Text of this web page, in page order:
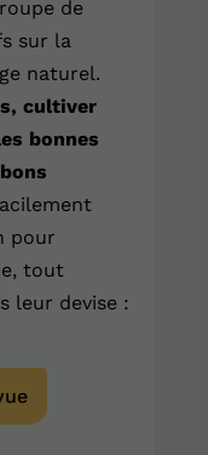
de
sur la
naturel.
cultiver
bonnes
pour
tout
leur devise :